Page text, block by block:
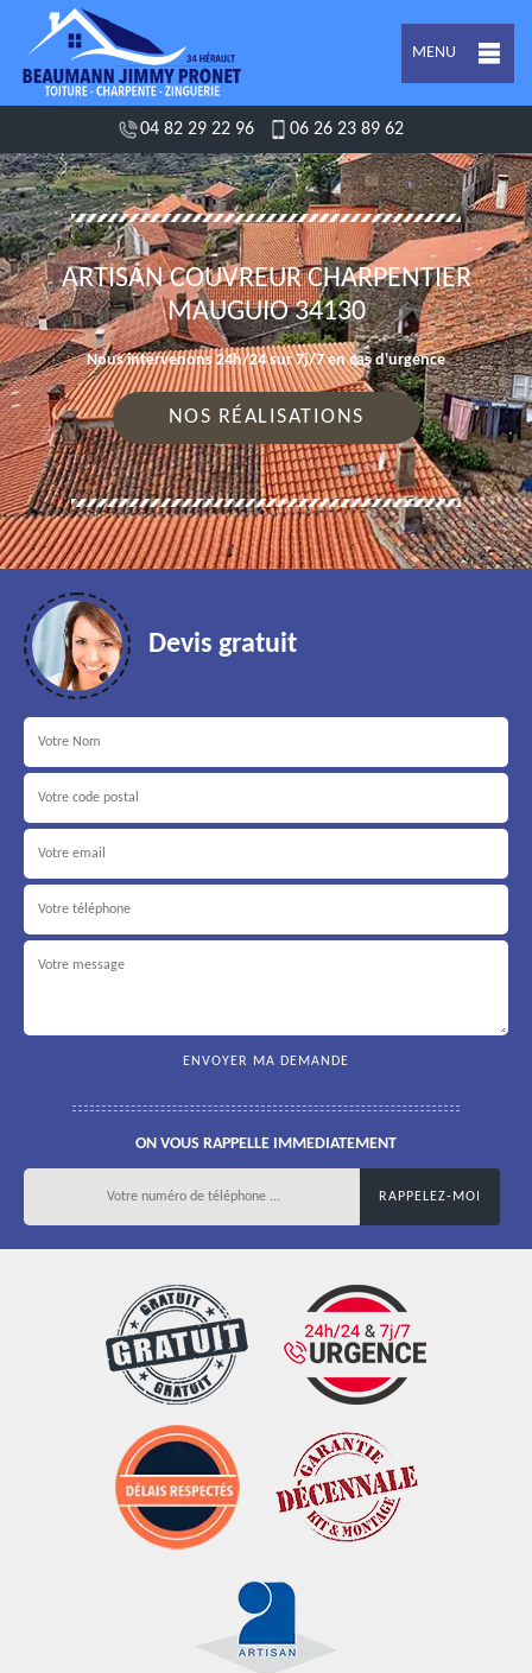
MENU
04 82 29 22 96 06 26 23 89 62
ARTISAN COUVREUR CHARPENTIER
MAUGUIO 34130
Nous intervenons 24h/24 sur 7j/7 en cas d'urgence
NOS RÉALISATIONS
Devis gratuit
ON VOUS RAPPELLE IMMEDIATEMENT